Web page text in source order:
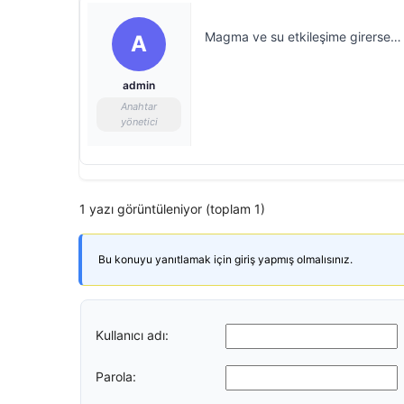
A
admin
Anahtar
yönetici
Magma ve su etkileşime girerse…
1 yazı görüntüleniyor (toplam 1)
Bu konuyu yanıtlamak için giriş yapmış olmalısınız.
Kullanıcı adı:
Parola: